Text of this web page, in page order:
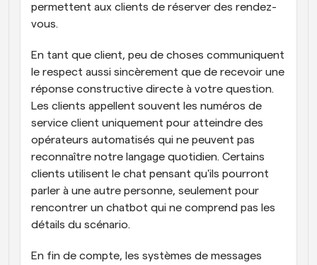
permettent aux clients de réserver des rendez-
vous.
En tant que client, peu de choses communiquent
le respect aussi sincèrement que de recevoir une
réponse constructive directe à votre question.
Les clients appellent souvent les numéros de
service client uniquement pour atteindre des
opérateurs automatisés qui ne peuvent pas
reconnaître notre langage quotidien. Certains
clients utilisent le chat pensant qu'ils pourront
parler à une autre personne, seulement pour
rencontrer un chatbot qui ne comprend pas les
détails du scénario.
En fin de compte, les systèmes de messages